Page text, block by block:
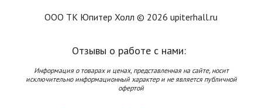
ООО ТК Юпитер Холл © 2026 upiterhall.ru
Отзывы о работе с нами:
Информация о товарах и ценах, представленная на сайте, носит
исключительно информационный характер и не является публичной
офертой